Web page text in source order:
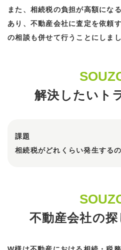
また、相続税の負担が高額にな
あり、不動産会社に査定を依頼
の相談も併せて行うことにしまし
解決したいト
課題
相続税がどれくらい発生する
不動産会社の